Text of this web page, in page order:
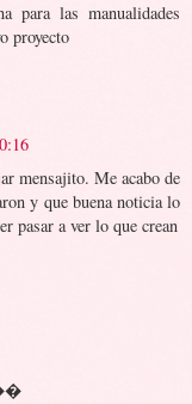
para las manualidades
proyecto
mensajito. Me acabo de
y que buena noticia lo
pasar a ver lo que crean